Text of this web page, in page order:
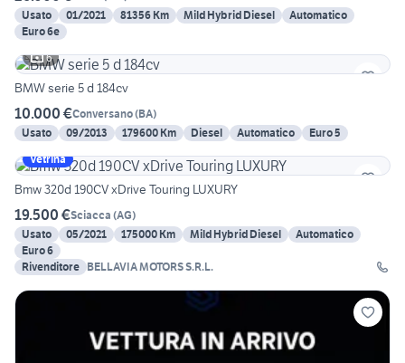
Usato
01/2021 81356 Km Mild Hybrid Diesel
Automatico
Euro 6e
6
BMW serie 5 d 184cv
10.000 €Conversano(BA)
Usato
09/2013 179600 Km Diesel Automatico
Euro 5
Vetrina
Bmw 320d 190CV xDrive Touring LUXURY
19.500 €Sciacca (AG)
Usato
05/2021 175000 Km Mild Hybrid Diesel
Automatico
Euro 6
Rivenditore BELLAVIA MOTORS S.R.L.